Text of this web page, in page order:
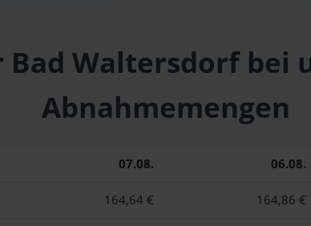
Bad Waltersdorf bei
Abnahmemengen
07.08. 06.08.
164,64 € 164,86 €